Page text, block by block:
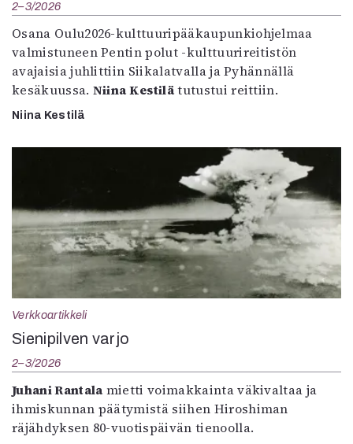
2–3/2026
Osana Oulu2026-kulttuuripääkaupunkiohjelmaa
valmistuneen Pentin polut -kulttuurireitistön
avajaisia juhlittiin Siikalatvalla ja Pyhännällä
kesäkuussa. Niina Kestilätutustui reittiin.
Niina Kestilä
Verkkoartikkeli
Sienipilven varjo
2–3/2026
Juhani Rantala mietti voimakkainta väkivaltaa ja
ihmiskunnan päätymistä siihen Hiroshiman
räjähdyksen 80-vuotispäivän tienoolla.